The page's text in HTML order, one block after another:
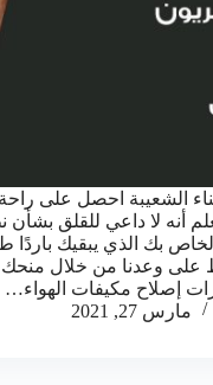
الشعيبة احصل على راحة
أنه لا داعي للقلق بشأن
بك الذي يبقيك
على وعدنا من خلال
إصلاح مكيفات الهواء…
مارس 27, 2021